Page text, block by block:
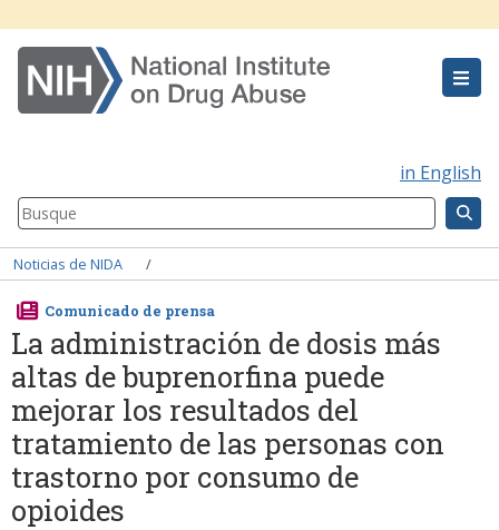
in English
Search
Component
Breadcrumb
Noticias de NIDA
Comunicado de prensa
La administración de dosis más
altas de buprenorfina puede
mejorar los resultados del
tratamiento de las personas con
trastorno por consumo de
opioides